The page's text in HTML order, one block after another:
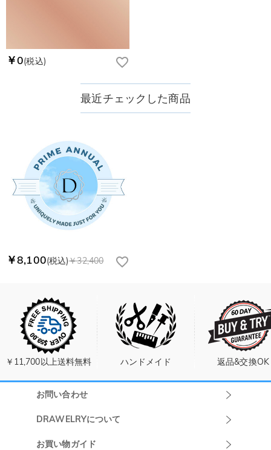
￥0(税込)
最近チェックした商品
￥8,100(税込)￥32,400
￥11,700以上送料無料 ハンドメイド 返品&交換OK
お問い合わせ
DRAWELRYについて
DRAWELRYについて
お買い物ガイド